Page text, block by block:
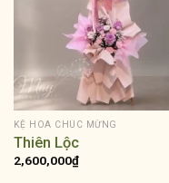
KỆ HOA CHÚC MỪNG
Thiên Lộc
2,600,000₫